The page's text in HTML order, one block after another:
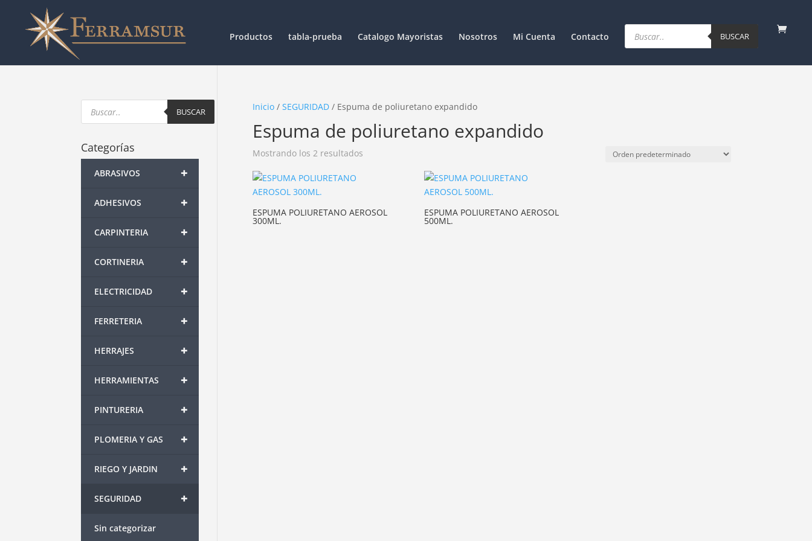
Productos tabla-prueba Catalogo Mayoristas Nosotros Mi Cuenta Contacto
Products
search BUSCAR
Inicio/ SEGURIDAD/ Espuma de poliuretano expandido
Espuma de poliuretano expandido
Mostrando los 2 resultados
ESPUMA POLIURETANO AEROSOL
300ML.
ESPUMA POLIURETANO AEROSOL
500ML.
Products
search BUSCAR
Categorías
+
ABRASIVOS
+
ADHESIVOS
+
CARPINTERIA
+
CORTINERIA
+
ELECTRICIDAD
+
FERRETERIA
+
HERRAJES
+
HERRAMIENTAS
+
PINTURERIA
+
PLOMERIA Y GAS
+
RIEGO Y JARDIN
+
SEGURIDAD
Sin categorizar